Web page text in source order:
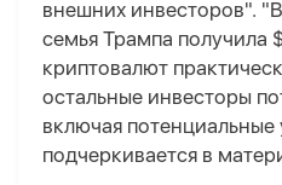
внешних инвесторов".
семья Трампа получила
криптовалют
остальные инвесторы
включая потенциальные
подчеркивается в